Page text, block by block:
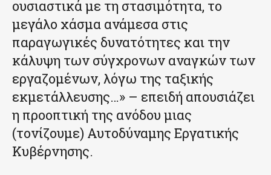
ουσιαστικά με τη στασιμότητα, το
μεγάλο χάσμα ανάμεσα στις
παραγωγικές δυνατότητες και την
κάλυψη των σύγχρονων αναγκών των
εργαζομένων, λόγω της ταξικής
εκμετάλλευσης…» – επειδή απουσιάζει
η προοπτική της ανόδου μιας
(τονίζουμε) Αυτοδύναμης Εργατικής
Κυβέρνησης.